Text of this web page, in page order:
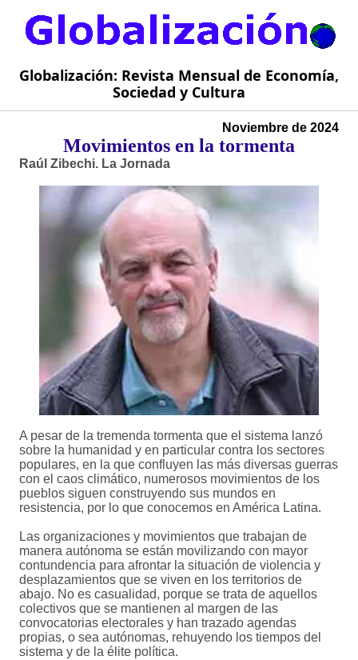
Globalización: Revista Mensual de Economía,
Sociedad y Cultura
Noviembre de 2024
Movimientos en la tormenta
Raúl Zibechi. La Jornada
A pesar de la tremenda tormenta que el sistema lanzó
sobre la humanidad y en particular contra los sectores
populares, en la que confluyen las más diversas guerras
con el caos climático, numerosos movimientos de los
pueblos siguen construyendo sus mundos en
resistencia, por lo que conocemos en América Latina.
Las organizaciones y movimientos que trabajan de
manera autónoma se están movilizando con mayor
contundencia para afrontar la situación de violencia y
desplazamientos que se viven en los territorios de
abajo. No es casualidad, porque se trata de aquellos
colectivos que se mantienen al margen de las
convocatorias electorales y han trazado agendas
propias, o sea autónomas, rehuyendo los tiempos del
sistema y de la élite política.